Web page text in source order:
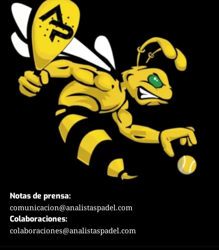
Notas de prensa:
comunicacion@analistaspadel.com
Colaboraciones:
colaboraciones@analistaspadel.com